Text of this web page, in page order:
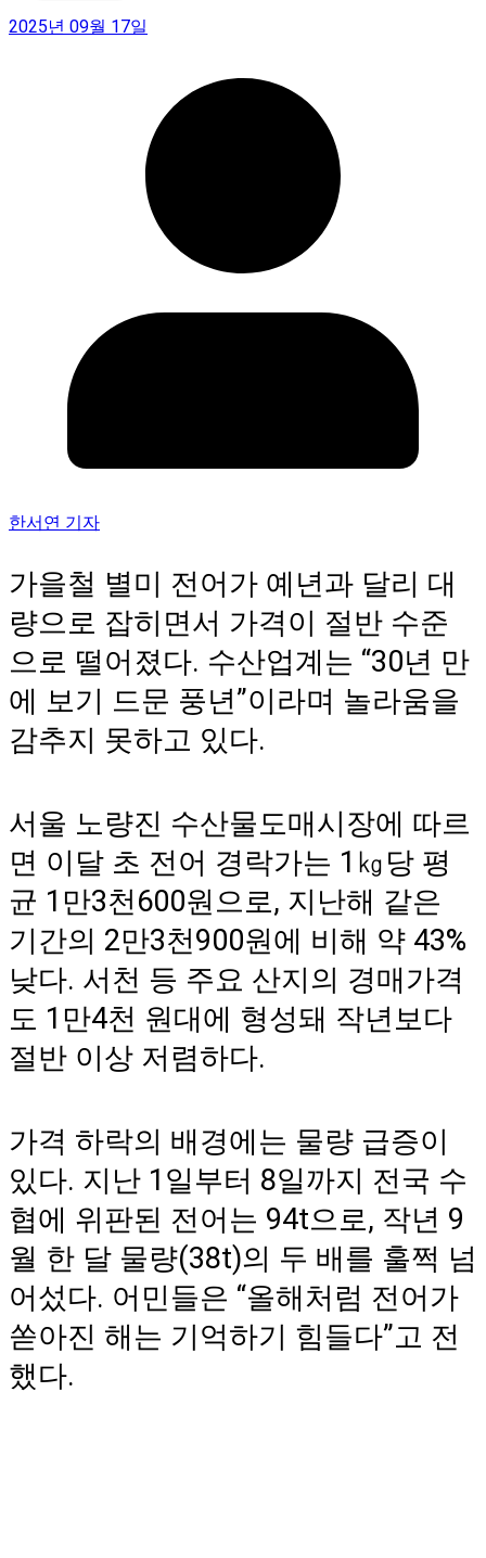
2025년 09월 17일
한서연 기자
가을철 별미 전어가 예년과 달리 대
량으로 잡히면서 가격이 절반 수준
으로 떨어졌다. 수산업계는 “30년 만
에 보기 드문 풍년”이라며 놀라움을
감추지 못하고 있다.
서울 노량진 수산물도매시장에 따르
면 이달 초 전어 경락가는 1㎏당 평
균 1만3천600원으로, 지난해 같은
기간의 2만3천900원에 비해 약 43%
낮다. 서천 등 주요 산지의 경매가격
도 1만4천 원대에 형성돼 작년보다
절반 이상 저렴하다.
가격 하락의 배경에는 물량 급증이
있다. 지난 1일부터 8일까지 전국 수
협에 위판된 전어는 94t으로, 작년 9
월 한 달 물량(38t)의 두 배를 훌쩍 넘
어섰다. 어민들은 “올해처럼 전어가
쏟아진 해는 기억하기 힘들다”고 전
했다.